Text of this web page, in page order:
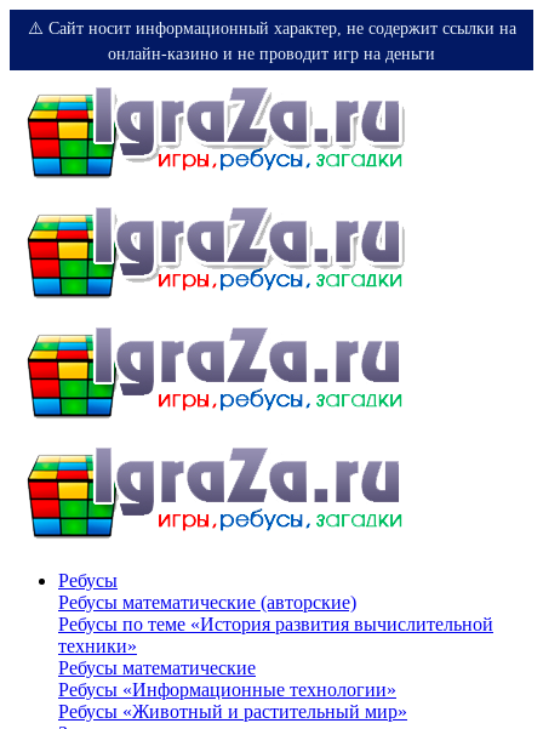
⚠️ Сайт носит информационный характер, не содержит ссылки на
онлайн-казино и не проводит игр на деньги
Ребусы
Ребусы математические (авторские)
Ребусы по теме «История развития вычислительной
техники»
Ребусы математические
Ребусы «Информационные технологии»
Ребусы «Животный и растительный мир»